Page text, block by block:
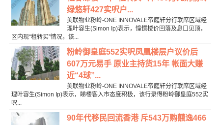
绿悠轩427实呎户...
美联物业粉岭-ONE INNOVALE帝庭轩分行联席区域经
理叶容生(Simon Ip)表示，憧憬楼价回落及息口见顶，
区内现“租转买”情况，该...
粉岭御皇庭552实呎凤凰楼层户议价后
607万元易手 原业主持货15年 帐面大赚
近“4球”...
美联物业粉岭-ONE INNOVALE帝庭轩分行联席区域经
理叶容生(Simon Ip)表示，睇楼客入市态度积极，该行录得粉岭御皇庭552实
呎...
90年代移民回流香港 斥543万购囍逸466